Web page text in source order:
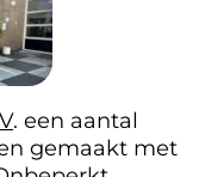
. een aantal
gemaakt met